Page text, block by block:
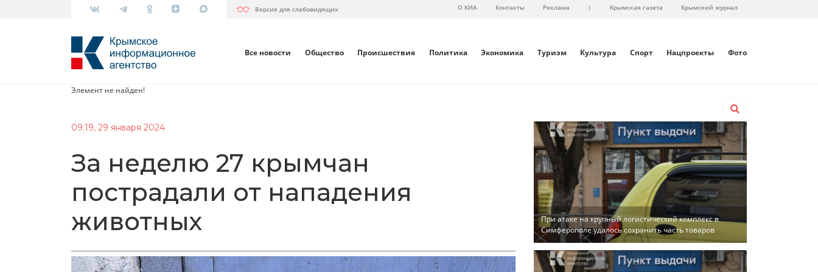
Версия для слабовидящих О КИА Контакты Реклама | Крымская газета Крымский журнал
Все новости Общество Происшествия Политика Экономика Туризм Культура Спорт Нацпроекты Фото
Элемент не найден!
09:19, 29 января 2024
За неделю 27 крымчан
пострадали от нападения
животных
При атаке на крупный логистический комплекс в
Симферополе удалось сохранить часть товаров